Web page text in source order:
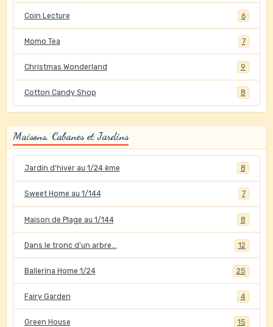
Coin Lecture 6
Momo Tea 7
Christmas Wonderland 9
Cotton Candy Shop 8
Maisons, Cabanes et Jardins
Jardin d'hiver au 1/24 ème 8
Sweet Home au 1/144 7
Maison de Plage au 1/144 8
Dans le tronc d'un arbre... 12
Ballerina Home 1/24 25
Fairy Garden 4
Green House 15